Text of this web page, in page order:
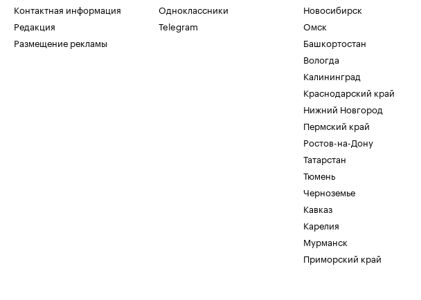
Контактная информация
Редакция
Размещение рекламы
Одноклассники
Telegram
Новосибирск
Омск
Башкортостан
Вологда
Калининград
Краснодарский край
Нижний Новгород
Пермский край
Ростов-на-Дону
Татарстан
Тюмень
Черноземье
Кавказ
Карелия
Мурманск
Приморский край